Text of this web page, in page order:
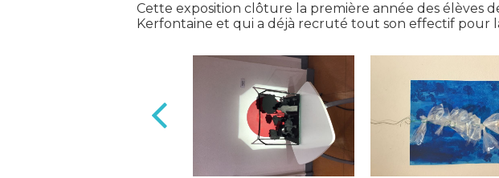
Cette exposition clôture la première année des élèves
Kerfontaine et qui a déjà recruté tout son effectif pour